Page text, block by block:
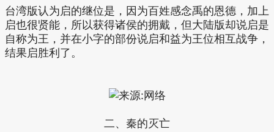
台湾版认为启的继位是，因为百姓感念禹的恩德，加上
启也很贤能，所以获得诸侯的拥戴，但大陆版却说启是
自称为王，并在小字的部份说启和益为王位相互战争，
结果启胜利了。
二、秦的灭亡